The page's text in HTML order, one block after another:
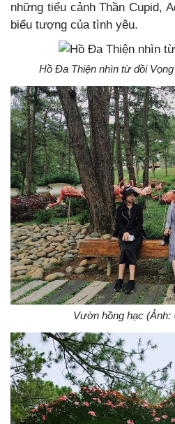
những tiểu cảnh Thần Cupid,
biểu tượng của tình yêu.
Hồ Đa Thiện nhìn từ đồi
Vườn hồng hạc (Ảnh: